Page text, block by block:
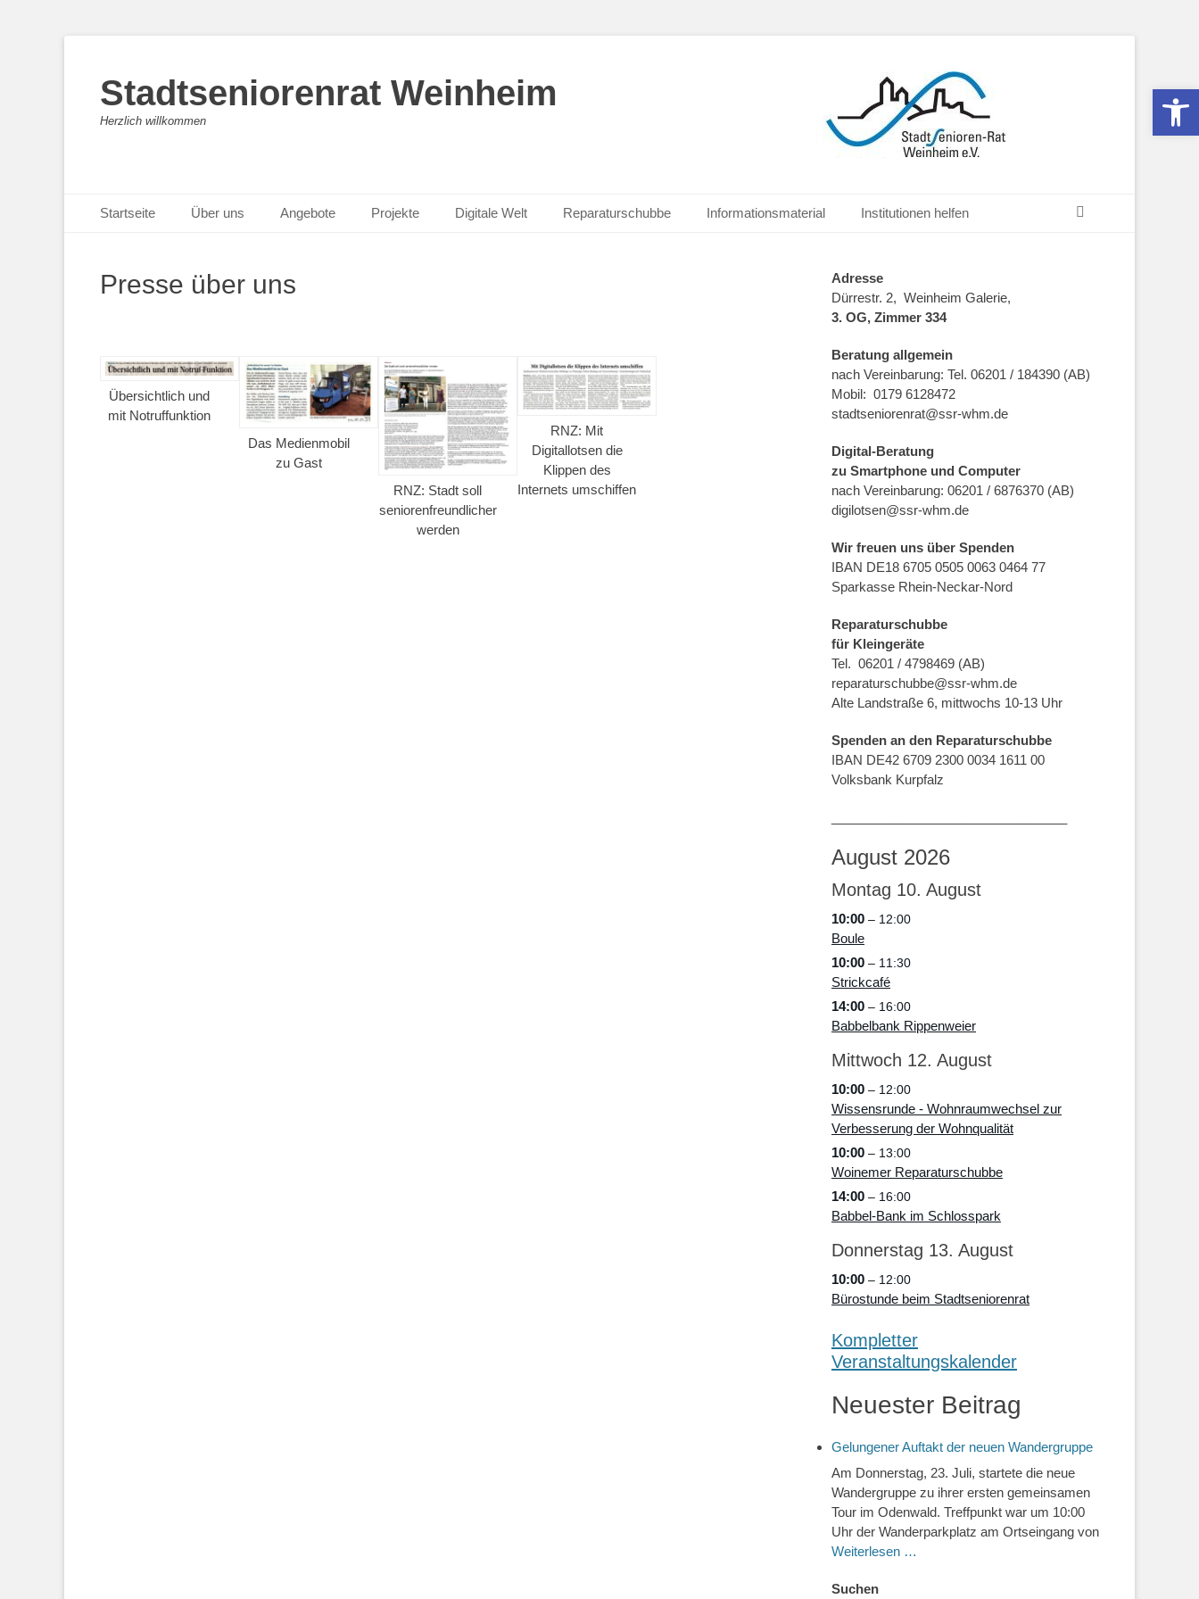
Stadtseniorenrat Weinheim
Herzlich willkommen
Primäres Menü
Inhalt
Startseite Über uns Angebote Projekte Digitale Welt Reparaturschubbe Informationsmaterial Institutionen helfen
Presse über uns
Übersichtlich und
mit Notruffunktion
Das Medienmobil
zu Gast
RNZ: Stadt soll
seniorenfreundlicher
werden
RNZ: Mit
Digitallotsen die
Klippen des
Internets umschiffen
Adresse
Dürrestr. 2, Weinheim Galerie,
3. OG, Zimmer 334
Beratung allgemein
nach Vereinbarung: Tel. 06201 / 184390 (AB)
Mobil: 0179 6128472
stadtseniorenrat@ssr-whm.de
Digital-Beratung
zu Smartphone und Computer
nach Vereinbarung: 06201 / 6876370 (AB)
digilotsen@ssr-whm.de
Wir freuen uns über Spenden
IBAN DE18 6705 0505 0063 0464 77
Sparkasse Rhein-Neckar-Nord
Reparaturschubbe
für Kleingeräte
Tel. 06201 / 4798469 (AB)
reparaturschubbe@ssr-whm.de
Alte Landstraße 6, mittwochs 10-13 Uhr
Spenden an den Reparaturschubbe
IBAN DE42 6709 2300 0034 1611 00
Volksbank Kurpfalz
August 2026
Montag 10. August
10:00 – 12:00
Boule
10:00 – 11:30
Strickcafé
14:00 – 16:00
Babbelbank Rippenweier
Mittwoch 12. August
10:00 – 12:00
Wissensrunde - Wohnraumwechsel zur
Verbesserung der Wohnqualität
10:00 – 13:00
Woinemer Reparaturschubbe
14:00 – 16:00
Babbel-Bank im Schlosspark
Donnerstag 13. August
10:00 – 12:00
Bürostunde beim Stadtseniorenrat
Kompletter
Veranstaltungskalender
Neuester Beitrag
Gelungener Auftakt der neuen Wandergruppe
Am Donnerstag, 23. Juli, startete die neue
Wandergruppe zu ihrer ersten gemeinsamen
Tour im Odenwald. Treffpunkt war um 10:00
Uhr der Wanderparkplatz am Ortseingang von
Weiterlesen …
Suchen